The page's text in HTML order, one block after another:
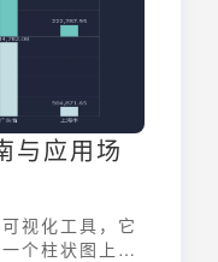
与应用场
视化工具，它
个柱状图上来